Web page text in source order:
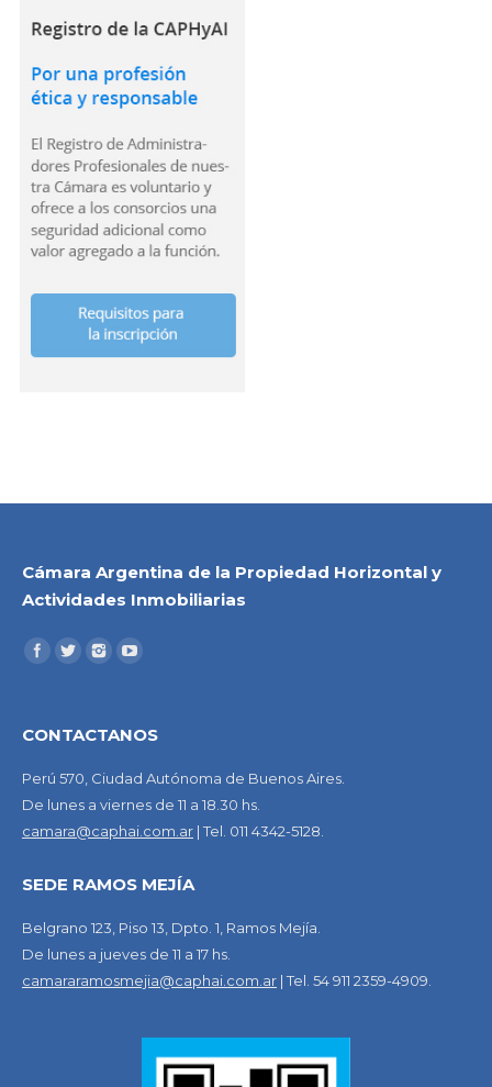
Cámara Argentina de la Propiedad Horizontal y
Actividades Inmobiliarias
CONTACTANOS
Perú 570, Ciudad Autónoma de Buenos Aires.
De lunes a viernes de 11 a 18.30 hs.
camara@caphai.com.ar | Tel. 011 4342-5128.
SEDE RAMOS MEJÍA
Belgrano 123, Piso 13, Dpto. 1, Ramos Mejía.
De lunes a jueves de 11 a 17 hs.
camararamosmejia@caphai.com.ar | Tel. 54 911 2359-4909.